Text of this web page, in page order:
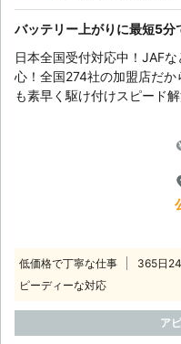
バッテリー上がりに最短5分
日本全国受付対応中！JAF
心！全国274社の加盟店だ
も素早く駆け付けスピード解
低価格で丁寧な仕事 365日
ピーディーな対応
ア